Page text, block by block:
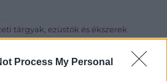
Process My Personal
tárgyak, ezüstök és ékszerek